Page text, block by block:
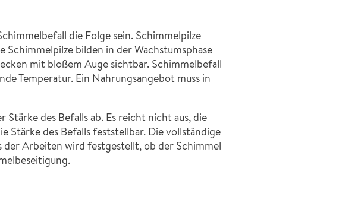
die Folge sein. Schimmelpilze
bilden in der Wachstumsphase
mit bloßem Auge sichtbar. Schimmelbefall
Temperatur. Ein Nahrungsangebot muss in
des Befalls ab. Es reicht nicht aus, die
Stärke des Befalls feststellbar. Die vollständige
der Arbeiten wird festgestellt, ob der Schimmel